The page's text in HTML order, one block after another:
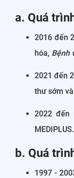
a. Quá
2016 đến
hóa, Bệnh
2021 đến
thư sớm
2022 đến
MEDIPLUS.
b. Quá
1997 -